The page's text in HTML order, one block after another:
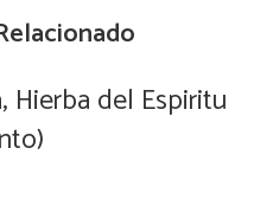
Hierba del Espiritu